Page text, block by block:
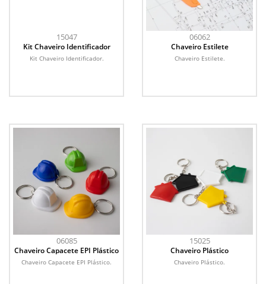
15047
Kit Chaveiro Identificador
Kit Chaveiro Identificador.
06062
Chaveiro Estilete
Chaveiro Estilete.
06085
Chaveiro Capacete EPI Plástico
Chaveiro Capacete EPI Plástico.
15025
Chaveiro Plástico
Chaveiro Plástico.